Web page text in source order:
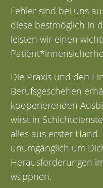
Fehler sind bei uns
diese bestmöglich in
leisten wir einen
Die Praxis und den
Berufsgeschehen
kooperierenden
wirst in
alles aus erster
unumgänglich um
Herausforderungen
wappnen.